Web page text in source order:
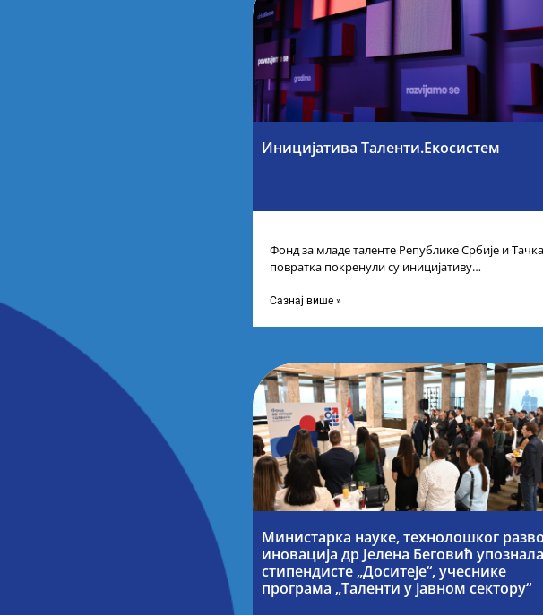
Иницијатива Таленти.Екосистем
Фонд за младе таленте Републике Србије и Тачка
повратка покренули су иницијативу
представници привреде,
Сазнај више »
Министарка науке, технолошког
иновација др Јелена Беговић упознала
стипендисте „Доситеје“, учеснике
програма „Таленти у јавном сектору“